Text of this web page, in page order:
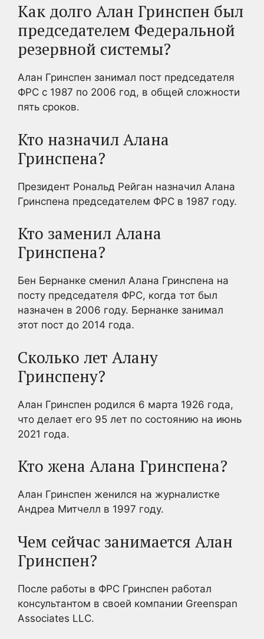
Как долго Алан Гринспен был
председателем Федеральной
резервной системы?
Алан Гринспен занимал пост председателя
ФРС с 1987 по 2006 год, в общей сложности
пять сроков.
Кто назначил Алана
Гринспена?
Президент Рональд Рейган назначил Алана
Гринспена председателем ФРС в 1987 году.
Кто заменил Алана
Гринспена?
Бен Бернанке сменил Алана Гринспена на
посту председателя ФРС, когда тот был
назначен в 2006 году. Бернанке занимал
этот пост до 2014 года.
Сколько лет Алану
Гринспену?
Алан Гринспен родился 6 марта 1926 года,
что делает его 95 лет по состоянию на июнь
2021 года.
Кто жена Алана Гринспена?
Алан Гринспен женился на журналистке
Андреа Митчелл в 1997 году.
Чем сейчас занимается Алан
Гринспен?
После работы в ФРС Гринспен работал
консультантом в своей компании Greenspan
Associates LLC.